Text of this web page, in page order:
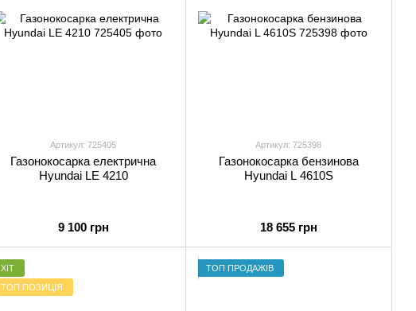
Артикул: 725405
Газонокосарка електрична
Hyundai LE 4210
9 100 грн
Артикул: 725398
Газонокосарка бензинова
Hyundai L 4610S
18 655 грн
ХІТ
ТОП ПОЗИЦІЯ
ТОП ПРОДАЖІВ